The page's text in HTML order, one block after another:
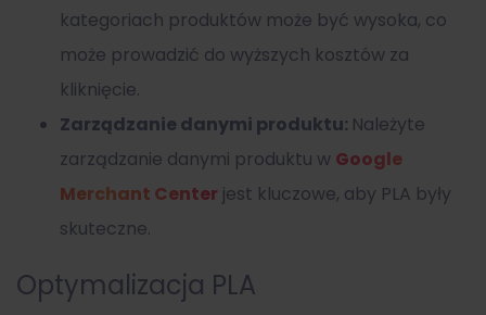
kategoriach produktów może być wysoka, co
może prowadzić do wyższych kosztów za
kliknięcie.
Zarządzanie danymi produktu: Należyte
zarządzanie danymi produktu w Google
Merchant Center jest kluczowe, aby PLA były
skuteczne.
Optymalizacja PLA